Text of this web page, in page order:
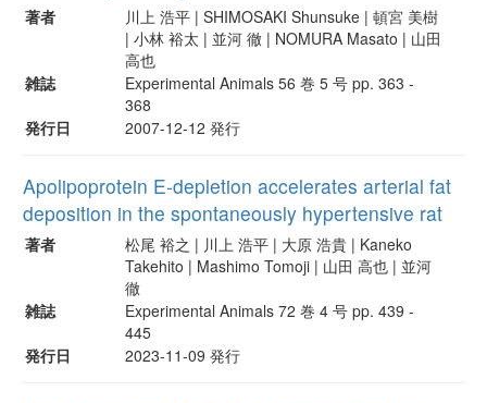
著者
川上 浩平 | SHIMOSAKI Shunsuke | 頓宮 美樹
| 小林 裕太 | 並河 徹 | NOMURA Masato | 山田
高也
雑誌
Experimental Animals 56 巻 5 号 pp. 363 -
368
発行日
2007-12-12 発行
Apolipoprotein E-depletion accelerates arterial fat
deposition in the spontaneously hypertensive rat
著者
松尾 裕之 | 川上 浩平 | 大原 浩貴 | Kaneko
Takehito | Mashimo Tomoji | 山田 高也 | 並河
徹
雑誌
Experimental Animals 72 巻 4 号 pp. 439 -
445
発行日
2023-11-09 発行